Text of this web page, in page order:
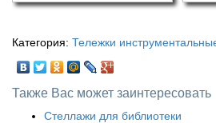
Категория: Тележки
Также Вас может заинтересовать
Стеллажи для библиотеки